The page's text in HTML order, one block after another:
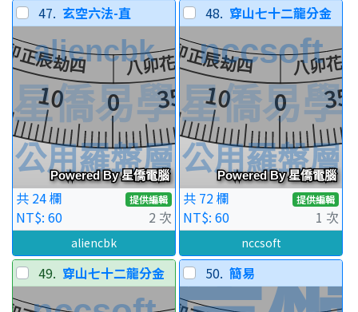
47. 玄空六法-直
共 24 欄 提供編輯
NT$: 60 2 次
aliencbk
48. 穿山七十二龍分金
共 72 欄 提供編輯
NT$: 60 1 次
nccsoft
49. 穿山七十二龍分金 50. 簡易